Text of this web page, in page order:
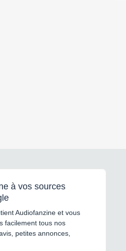
à vos sources
Audiofanzine et vous
facilement tous nos
petites annonces,